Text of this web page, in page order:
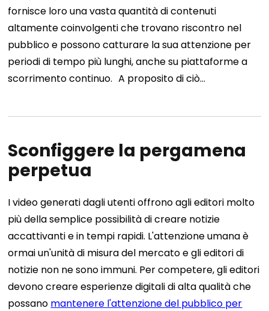
fornisce loro una vasta quantità di contenuti
altamente coinvolgenti che trovano riscontro nel
pubblico e possono catturare la sua attenzione per
periodi di tempo più lunghi, anche su piattaforme a
scorrimento continuo. A proposito di ciò…
Sconfiggere la pergamena
perpetua
I video generati dagli utenti offrono agli editori molto
più della semplice possibilità di creare notizie
accattivanti e in tempi rapidi. L'attenzione umana è
ormai un'unità di misura del mercato e gli editori di
notizie non ne sono immuni. Per competere, gli editori
devono creare esperienze digitali di alta qualità che
possano mantenere l'attenzione del pubblico per